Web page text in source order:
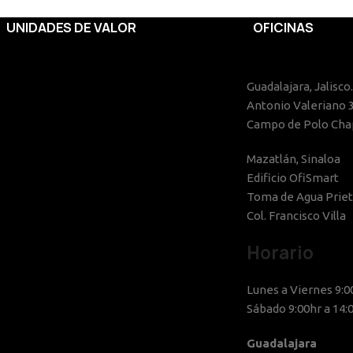
UNIDADES DE VALOR OFICINAS
Guadalajara, Jalisco.
Antonio Valeriano
Campo de Polo
Mazatlán, Sinaloa
Edificio OfiSmart
Toma de Agua
Col. Francisco Villa
Horario
Lunes a Viernes
Sábado 9:00hr a
Guadalajara